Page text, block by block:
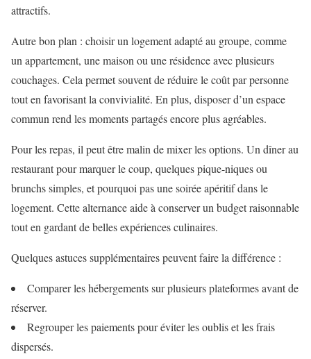
attractifs.
Autre bon plan : choisir un logement adapté au groupe, comme
un appartement, une maison ou une résidence avec plusieurs
couchages. Cela permet souvent de réduire le coût par personne
tout en favorisant la convivialité. En plus, disposer d’un espace
commun rend les moments partagés encore plus agréables.
Pour les repas, il peut être malin de mixer les options. Un dîner au
restaurant pour marquer le coup, quelques pique-niques ou
brunchs simples, et pourquoi pas une soirée apéritif dans le
logement. Cette alternance aide à conserver un budget raisonnable
tout en gardant de belles expériences culinaires.
Quelques astuces supplémentaires peuvent faire la différence :
Comparer les hébergements sur plusieurs plateformes avant de
réserver.
Regrouper les paiements pour éviter les oublis et les frais
dispersés.